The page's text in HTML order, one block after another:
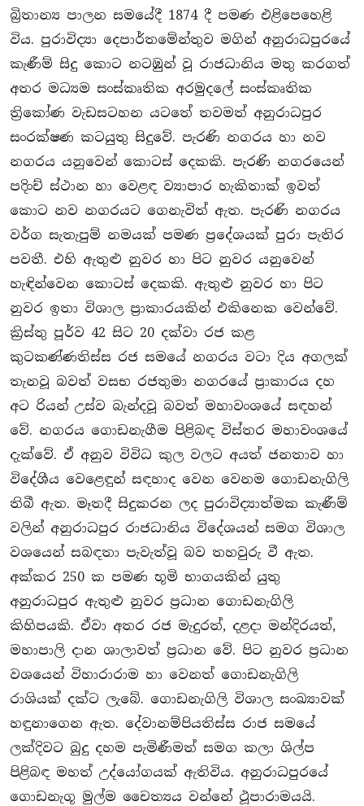
බි‍්‍රතාන්‍ය පාලන සමයේදී 1874 දී පමණ එළිපෙහෙළි
විය. පුරාවිද්‍යා දෙපාර්තමේන්තුව මගින් අනුරාධපුරයේ
කැණීම් සිදු කොට නටඹුන් වූ රාජධානිය මතු කරගත්
අතර මධ්‍යම සංස්කෘතික අරමුදලේ සංස්කෘතික
ති‍්‍රකෝණ වැඩසටහන යටතේ තවමත් අනුරාධපුර
සංරක්ෂණ කටයුතු සිදුවේ. පැරණි නගරය හා නව
නගරය යනුවෙන් කොටස් දෙකකි. පැරණි නගරයෙන්
පදිංච් ස්ථාන හා වෙළඳ ව්‍යාපාර හැකිතාක් ඉවත්
කොට නව නගරයට ගෙනැවිත් ඇත. පැරණි නගරය
වර්ග සැතැපුම් නමයක් පමණ ප‍්‍රදේශයක් පුරා පැතිර
පවතී. එහි ඇතුළු නුවර හා පිට නුවර යනුවෙන්
හැඳින්වෙන කොටස් දෙකකි. ඇතුළු නුවර හා පිට
නුවර ඉතා විශාල ප‍්‍රාකාරයකින් එකිනෙක වෙන්වේ.
කි‍්‍රස්තු පූර්ව 42 සිට 20 දක්වා රජ කළ
කුටකණ්ණතිස්ස රජ සමයේ නගරය වටා දිය අගලක්
තැනවූ බවත් වසභ රජතුමා නගරයේ ප‍්‍රාකාරය දහ
අට රියන් උස්ව බැන්දවූ බවත් මහාවංශයේ සඳහන්
වේ. නගරය ගොඩනැගීම පිළිබඳ විස්තර මහාවංශයේ
දැක්වේ. ඒ අනුව විවිධ කුල වලට අයත් ජනතාව හා
විදේශීය වෙළෙඳුන් සඳහාද වෙන වෙනම ගොඩනැගිලි
තිබී ඇත. මෑතදී සිදුකරන ලද පුරාවිද්‍යාත්මක කැණීම්
වලින් අනුරාධපුර රාජධානිය විදේශයන් සමග විශාල
වශයෙන් සබඳතා පැවැත්වූ බව තහවුරු වී ඇත.
අක්කර 250 ක පමණ භූමි භාගයකින් යුතු
අනුරාධපුර ඇතුළු නුවර ප‍්‍රධාන ගොඩනැගිලි
කිහිපයකි. ඒවා අතර රජ මැදුරත්, දළදා මන්දිරයත්,
මහාපාලි දාන ශාලාවත් ප‍්‍රධාන වේ. පිට නුවර ප‍්‍රධාන
වශයෙන් විහාරා‍රාම හා වෙනත් ගොඩනැගිලි
රාශියක් දක්ට ලැබේ. ගොඩනැගිලි විශාල සංඛ්‍යාවක්
හඳුනාගෙන ඇත. දේවානම්පියතිස්ස රාජ සමයේ
ලක්දිවට බුදු දහම පැමිණීමත් සමග කලා ශිල්ප
පිළිබඳ මහත් උද්යෝගයක් ඇතිවිය. අනුරාධපුරයේ
ගොඩනැගූ මුල්ම චෛත්‍යය වන්නේ ථූපාරාමයයි.